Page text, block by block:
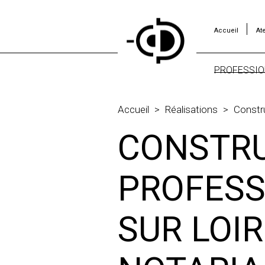
Accueil
HÔTELS
Accueil > Réalisations >
SUR